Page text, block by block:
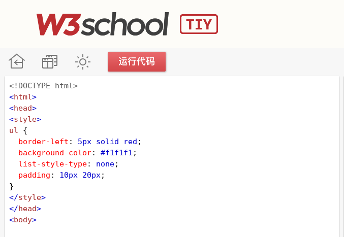
<!DOCTYPE html>
<html>
<head>
<style>
ul {
border-left : 5px solid red ;
background-color: #f1f1f1 ;
list-style-type: none;
padding : 10px 20px;
}
</style>
</head>
<body>